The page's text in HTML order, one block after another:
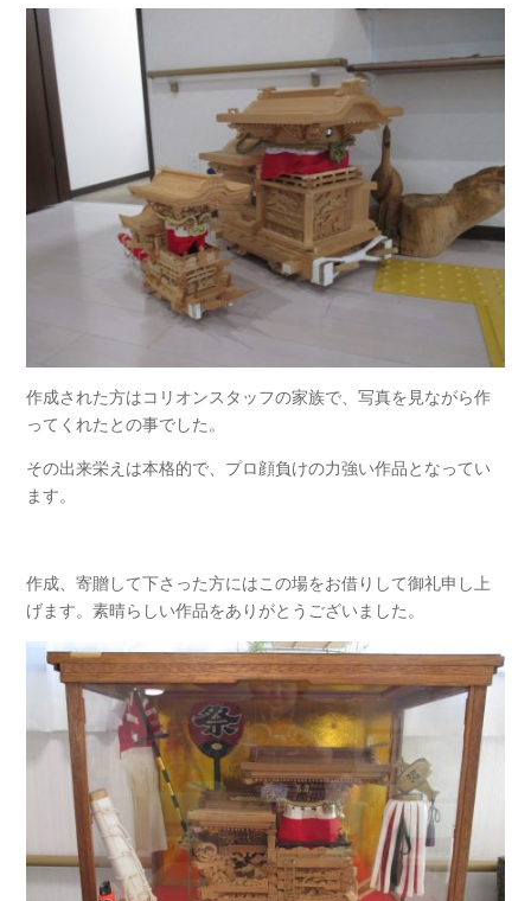
作成された方はコリオンスタッフの家族で、写真を見ながら作
ってくれたとの事でした。
その出来栄えは本格的で、プロ顔負けの力強い作品となってい
ます。
作成、寄贈して下さった方にはこの場をお借りして御礼申し上
げます。素晴らしい作品をありがとうございました。